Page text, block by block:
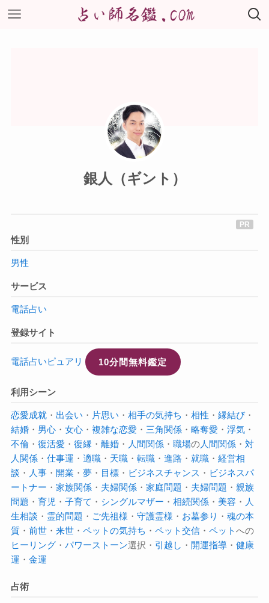
銀人（ギント）
性別
男性
サービス
電話占い
登録サイト
電話占いピュアリ 10分間無料鑑定
利用シーン
恋愛成就・ 出会い ・ 片思い ・ 相手の気持ち ・ 相性 ・ 縁結び・
結婚・ 男心・ 女心・ 複雑な恋愛 ・ 三角関係・ 略奪愛 ・ 浮気・
不倫・ 復活愛 ・ 復縁 ・ 離婚・ 人間関係・ 職場の人間関係・ 対
人関係・ 仕事運 ・ 適職・ 天職・ 転職・ 進路 ・ 就職・ 経営相
談 ・ 人事・ 開業 ・ 夢・ 目標・ ビジネスチャンス ・ ビジネスパ
ートナー ・ 家族関係・ 夫婦関係・ 家庭問題 ・ 夫婦問題 ・ 親族
問題 ・ 育児 ・ 子育て ・ シングルマザー ・ 相続関係・ 美容 ・ 人
生相談 ・ 霊的問題 ・ ご先祖様 ・ 守護霊様 ・ お墓参り ・ 魂の本
質・ 前世・ 来世・ ペットの気持ち ・ ペット交信・ ペットへの
ヒーリング・ パワーストーン選択・ 引越し ・ 開運指導・ 健康
運 ・ 金運
占術